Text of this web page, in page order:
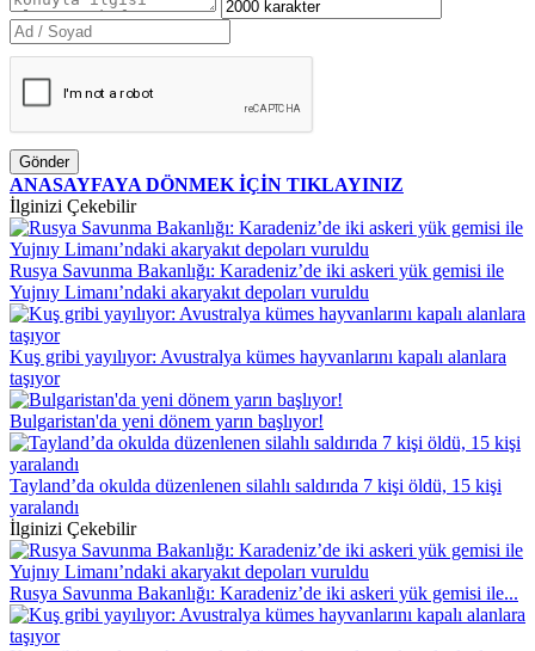
Gönder
ANASAYFAYA DÖNMEK İÇİN TIKLAYINIZ
İlginizi Çekebilir
Rusya Savunma Bakanlığı: Karadeniz’de iki askeri yük gemisi ile
Yujnıy Limanı’ndaki akaryakıt depoları vuruldu
Kuş gribi yayılıyor: Avustralya kümes hayvanlarını kapalı alanlara
taşıyor
Bulgaristan'da yeni dönem yarın başlıyor!
Tayland’da okulda düzenlenen silahlı saldırıda 7 kişi öldü, 15 kişi
yaralandı
İlginizi Çekebilir
Rusya Savunma Bakanlığı: Karadeniz’de iki askeri yük gemisi ile...